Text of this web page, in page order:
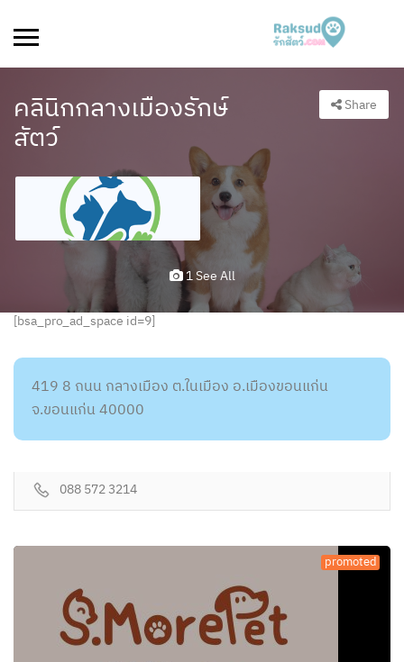
คลินิกกลางเมืองรักษ์
สัตว์
Share
1 See All
[bsa_pro_ad_space id=9]
419 8 ถนน กลางเมือง ต.ในเมือง อ.เมืองขอนแก่น
จ.ขอนแก่น 40000
088 572 3214
promoted